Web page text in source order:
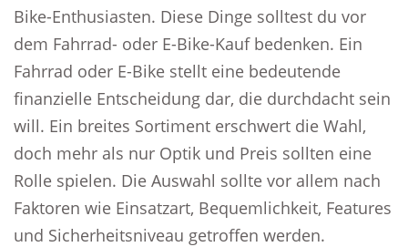
Bike-Enthusiasten. Diese Dinge solltest du vor
dem Fahrrad- oder E-Bike-Kauf bedenken. Ein
Fahrrad oder E-Bike stellt eine bedeutende
finanzielle Entscheidung dar, die durchdacht sein
will. Ein breites Sortiment erschwert die Wahl,
doch mehr als nur Optik und Preis sollten eine
Rolle spielen. Die Auswahl sollte vor allem nach
Faktoren wie Einsatzart, Bequemlichkeit, Features
und Sicherheitsniveau getroffen werden.